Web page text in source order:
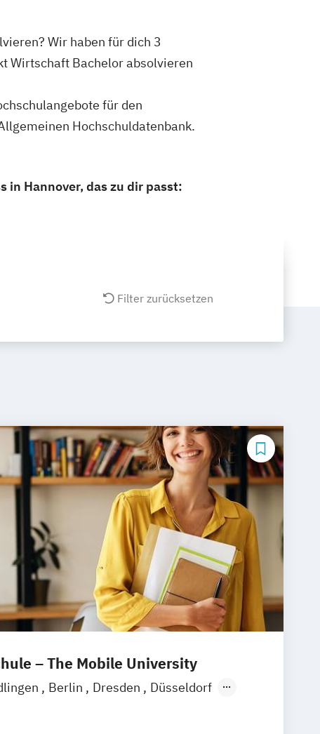
Wir haben für dich 3
Wirtschaft Bachelor absolvieren
für den
Hochschuldatenbank.
Hannover, das zu dir passt:
Filter zurücksetzen
– The Mobile University
Berlin Dresden
Düsseldorf